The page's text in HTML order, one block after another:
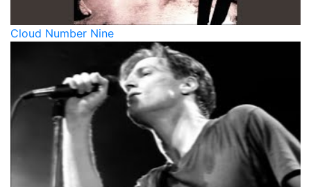
Cloud Number Nine